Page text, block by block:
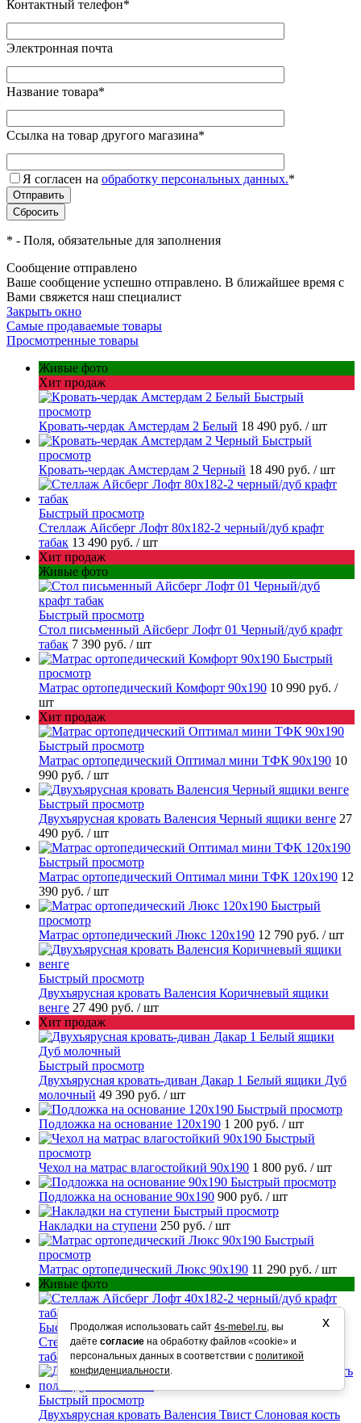
Контактный телефон*
Электронная почта
Название товара*
Ссылка на товар другого магазина*
Я согласен на обработку персональных данных.*
* - Поля, обязательные для заполнения
Сообщение отправлено
Ваше сообщение успешно отправлено. В ближайшее время с
Вами свяжется наш специалист
Закрыть окно
Самые продаваемые товары
Просмотренные товары
Живые фото
Хит продаж
Быстрый
просмотр
Кровать-чердак Амстердам 2 Белый 18 490 руб. / шт
Быстрый
просмотр
Кровать-чердак Амстердам 2 Черный 18 490 руб. / шт
Быстрый просмотр
Стеллаж Айсберг Лофт 80х182-2 черный/дуб крафт
табак 13 490 руб. / шт
Хит продаж
Живые фото
Быстрый просмотр
Стол письменный Айсберг Лофт 01 Черный/дуб крафт
табак 7 390 руб. / шт
Быстрый
просмотр
Матрас ортопедический Комфорт 90х190 10 990 руб. /
шт
Хит продаж
Быстрый просмотр
Матрас ортопедический Оптимал мини ТФК 90х190 10
990 руб. / шт
Быстрый просмотр
Двухъярусная кровать Валенсия Черный ящики венге 27
490 руб. / шт
Быстрый просмотр
Матрас ортопедический Оптимал мини ТФК 120х190 12
390 руб. / шт
Быстрый
просмотр
Матрас ортопедический Люкс 120х190 12 790 руб. / шт
Быстрый просмотр
Двухъярусная кровать Валенсия Коричневый ящики
венге 27 490 руб. / шт
Хит продаж
Быстрый просмотр
Двухъярусная кровать-диван Дакар 1 Белый ящики Дуб
молочный 49 390 руб. / шт
Быстрый просмотр
Подложка на основание 120х190 1 200 руб. / шт
Быстрый
просмотр
Чехол на матрас влагостойкий 90х190 1 800 руб. / шт
Быстрый просмотр
Подложка на основание 90х190 900 руб. / шт
Быстрый просмотр
Накладки на ступени 250 руб. / шт
Быстрый
просмотр
Матрас ортопедический Люкс 90х190 11 290 руб. / шт
Живые фото
Быстрый просмотр
Стеллаж Айсберг Лофт 40х182-2 черный/дуб крафт
табак
10 990 руб./ шт
Быстрый просмотр
Двухъярусная кровать Валенсия Твист Слоновая кость
Продолжая использовать сайт 4s-mebel.ru, вы
даёте согласие на обработку файлов «cookie» и
персональных данных в соответствии с политикой
конфиденциальности.
х